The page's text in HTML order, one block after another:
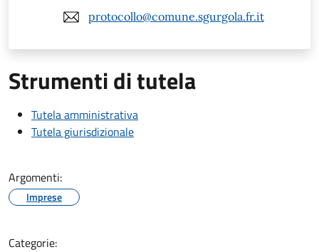
protocollo@comune.sgurgola.fr.it
Strumenti di tutela
Tutela amministrativa
Tutela giurisdizionale
Argomenti:
Imprese
Categorie: